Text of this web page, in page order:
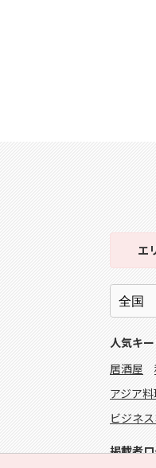
エ
人気キ
居酒屋
アジア料
ビジネ
掲載者